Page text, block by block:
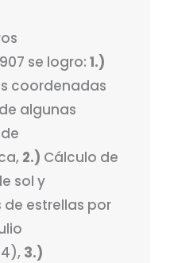
se logro: 1.)
coordenadas
algunas
2.) Cálculo de
sol y
estrellas por
3.)